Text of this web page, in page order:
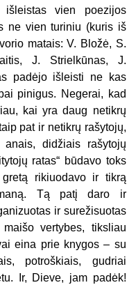
vien poezijos
ne vien turiniu (kuris iš
matais: V. Bložė, S.
J. Strielkūnas, J.
padėjo išleisti ne kas
pinigus. Ne­gerai, kad
kai yra daug netikrų
pat ir netikrų rašytojų,
didžiais rašytojų
ratas“ būdavo toks
rikiuodavo ir tikrą
Tą patį daro ir
ir sureži­suotas
vertybes, tiksliau
eina prie knygos – su
potroškiais, gudriai
Ir, Dieve, jam padėk!